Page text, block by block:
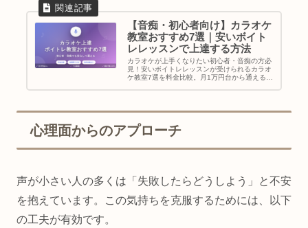
【音痴・初心者向け】カラオケ
教室おすすめ7選｜安いボイト
レレッスンで上達する方法
カラオケが上手くなりたい初心者・音痴の方必
見！安いボイトレレッスンが受けられるカラオ
ケ教室7選を料金比較。月1万円台から通える教
心理面からのアプローチ
声が小さい人の多くは「失敗したらどうしよう」と不安
を抱えています。この気持ちを克服するためには、以下
の工夫が有効です。